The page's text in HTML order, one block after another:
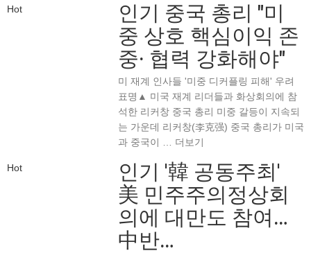
Hot 인기 중국 총리 "미
중 상호 핵심이익 존
중· 협력 강화해야"
미 재계 인사들 '미중 디커플링 피해' 우려
표명▲ 미국 재계 리더들과 화상회의에 참
석한 리커창 중국 총리 미중 갈등이 지속되
는 가운데 리커창(李克强) 중국 총리가 미국
과 중국이 … 더보기
Hot 인기 '韓 공동주최'
美 민주주의정상회
의에 대만도 참여…
中반…